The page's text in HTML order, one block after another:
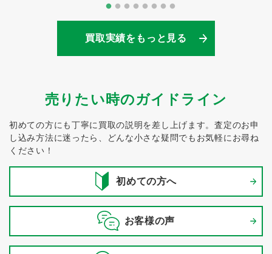
買取実績をもっと見る
売りたい時のガイドライン
初めての方にも丁寧に買取の説明を差し上げます。査定のお申
し込み方法に迷ったら、どんな小さな疑問でもお気軽にお尋ね
ください！
初めての方へ
お客様の声